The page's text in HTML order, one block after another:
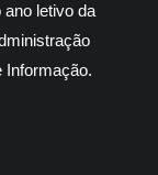
ano letivo da
Informação.